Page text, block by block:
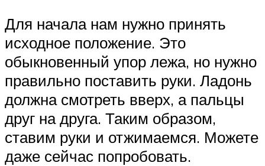
Для начала нам нужно принять
исходное положение. Это
обыкновенный упор лежа, но нужно
правильно поставить руки. Ладонь
должна смотреть вверх, а пальцы
друг на друга. Таким образом,
ставим руки и отжимаемся. Можете
даже сейчас попробовать.